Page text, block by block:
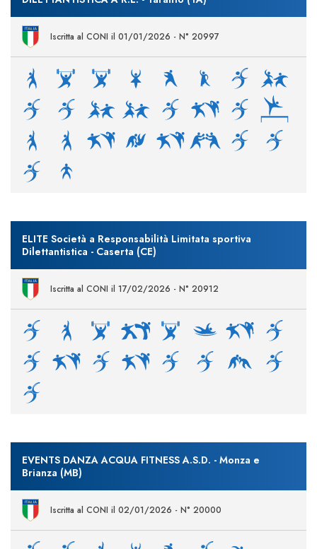
Iscritta al CONI il 01/01/2026 - N° 20997
ELITE Società a Responsabilità Limitata sportiva
Dilettantistica - Caserta (CE)
Iscritta al CONI il 17/02/2026 - N° 20912
EVENTS DANZA ACQUA FITNESS A.S.D. - Monza e
Brianza (MB)
Iscritta al CONI il 02/01/2026 - N° 20000